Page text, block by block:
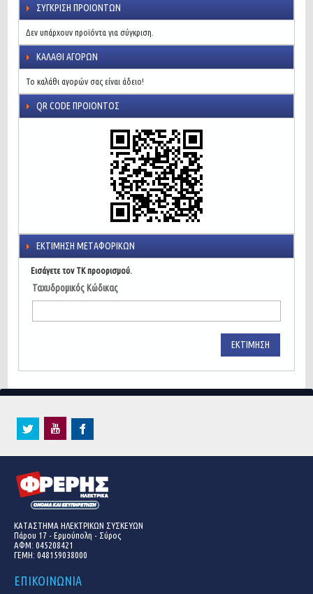
ΣΎΓΚΡΙΣΗ ΠΡΟΙΌΝΤΩΝ
Δεν υπάρχουν προϊόντα για σύγκριση.
ΚΑΛΆΘΙ ΑΓΟΡΏΝ
Το καλάθι αγορών σας είναι άδειο!
QR CODE ΠΡΟΙΌΝΤΟΣ
ΕΚΤΊΜΗΣΗ ΜΕΤΑΦΟΡΙΚΏΝ
Εισάγετε τον ΤΚ προορισμού.
Ταχυδρομικός Κώδικας
ΕΚΤΊΜΗΣΗ
ΚΑΤΑΣΤΗΜΑ ΗΛΕΚΤΡΙΚΩΝ ΣΥΣΚΕΥΩΝ
Πάρου 17 - Ερμούπολη - Σύρος
ΑΦΜ: 045208421
ΓΕΜΗ: 048159038000
ΕΠΙΚΟΙΝΩΝΙΑ